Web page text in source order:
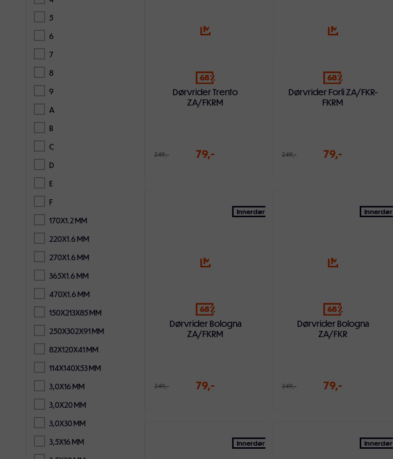
5
6
7
8
9
A
B
C
D
E
F
170X1.2 MM
220X1.6 MM
270X1.6 MM
365X1.6 MM
470X1.6 MM
150X213X85 MM
250X302X91 MM
82X120X41 MM
114X140X53 MM
3,0X16 MM
3,0X20 MM
3,0X30 MM
3,5X16 MM
68
Dørvrider Trento
ZA/FKRM
249,- 79,-
Legg i handlekurven
68
Dørvrider Forli ZA/FKR-
FKRM
249,- 79,-
Legg i handlekurven
68
Innerdør
Dørvrider Bologna
ZA/FKRM
249,- 79,-
Legg i handlekurven
68
Innerdør
Dørvrider Bologna
ZA/FKR
249,- 79,-
Legg i handlekurven
Innerdør Innerdør